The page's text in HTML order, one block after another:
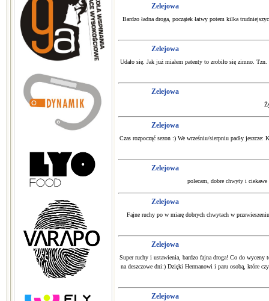
Zelejowa
Bardzo ładna droga, początek łatwy potem kilka
Zelejowa
Udało się. Jak już miałem patenty to zrobiło się zimno.
Zelejowa
Zelejowa
Czas rozpocząć sezon :) We wrześniu/sierpniu padły
Zelejowa
polecam, dobre chwyty i
Zelejowa
Fajne ruchy po w miarę dobrych chwytach w
Zelejowa
Super ruchy i ustawienia, bardzo fajna droga! Co do
na deszczowe dni:) Dzięki Hermanowi i paru osobą, które
Zelejowa